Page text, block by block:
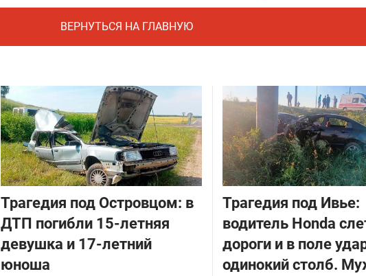
ВЕРНУТЬСЯ НА ГЛАВНУЮ
Трагедия под Островцом: в
ДТП погибли 15-летняя
девушка и 17-летний
юноша
Трагедия под Ивье:
водитель Honda
дороги и в поле
одинокий столб.